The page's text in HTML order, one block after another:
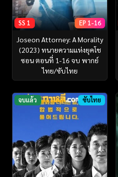
SS 1 EP 1-16
Joseon Attorney: A Morality
(2023) ทนายความแห่งยุคโช
ซอน ตอนที่ 1-16 จบ พากย์
ไทย/ซับไทย
จบแล้ว ซับไทย